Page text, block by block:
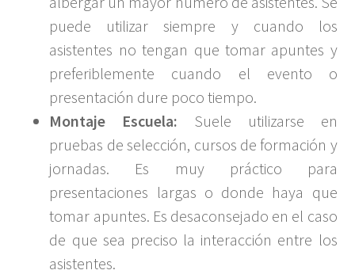
puede utilizar siempre y cuando los
asistentes no tengan que tomar apuntes y
preferiblemente cuando el evento o
presentación dure poco tiempo.
Montaje Escuela: Suele utilizarse en
pruebas de selección, cursos de formación y
jornadas. Es muy práctico para
presentaciones largas o donde haya que
tomar apuntes. Es desaconsejado en el caso
de que sea preciso la interacción entre los
asistentes.